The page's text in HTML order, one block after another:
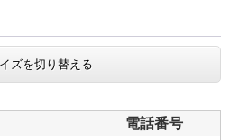
ズを切り替える
電話番号